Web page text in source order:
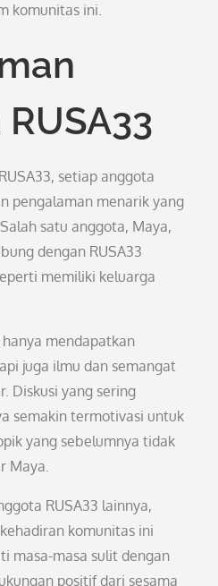
komunitas ini.
setiap anggota
pengalaman menarik yang
satu anggota, Maya,
dengan RUSA33
memiliki keluarga
hanya mendapatkan
juga ilmu dan semangat
Diskusi yang sering
semakin termotivasi untuk
yang sebelumnya tidak
Maya.
RUSA33 lainnya,
komunitas ini
masa-masa sulit dengan
positif dari sesama